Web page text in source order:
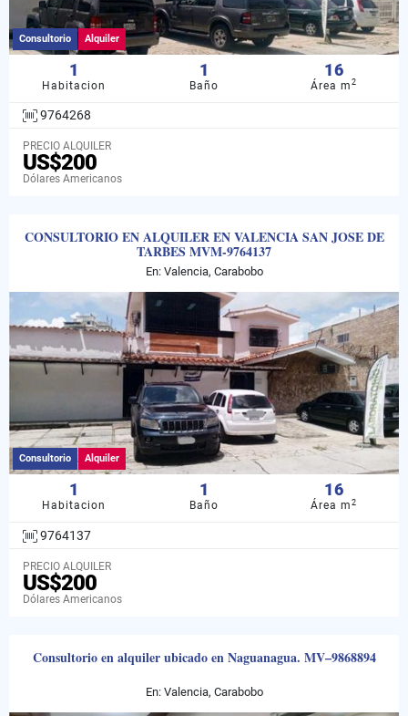
Consultorio Alquiler
1
Habitacion
1
Baño
16
Área m2
9764268
PRECIO ALQUILER
US$200
Dólares Americanos
CONSULTORIO EN ALQUILER EN VALENCIA SAN JOSE DE
TARBES MVM-9764137
En: Valencia, Carabobo
Consultorio Alquiler
1
Habitacion
1
Baño
16
Área m2
9764137
PRECIO ALQUILER
US$200
Dólares Americanos
Consultorio en alquiler ubicado en Naguanagua. MV–9868894
En: Valencia, Carabobo